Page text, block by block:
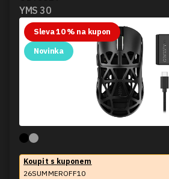
YMS 30
Sleva 10 % na kupon
Novinka
Koupit s kuponem
26SUMMEROFF10